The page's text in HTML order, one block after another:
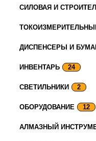
СИЛОВАЯ И
ДИСПЕНСЕРЫ И
ИНВЕНТАРЬ 24
СВЕТИЛЬНИКИ 2
ОБОРУДОВАНИЕ 12
АЛМАЗНЫЙ